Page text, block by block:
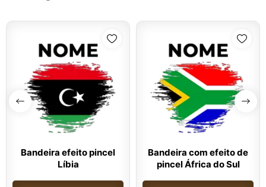
Bandeira efeito pincel
Líbia
Bandeira com efeito de
pincel África do Sul